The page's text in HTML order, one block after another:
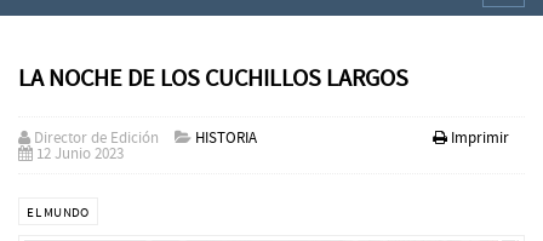
LA NOCHE DE LOS CUCHILLOS LARGOS
Imprimir
Director de Edición HISTORIA
12 Junio 2023
EL MUNDO